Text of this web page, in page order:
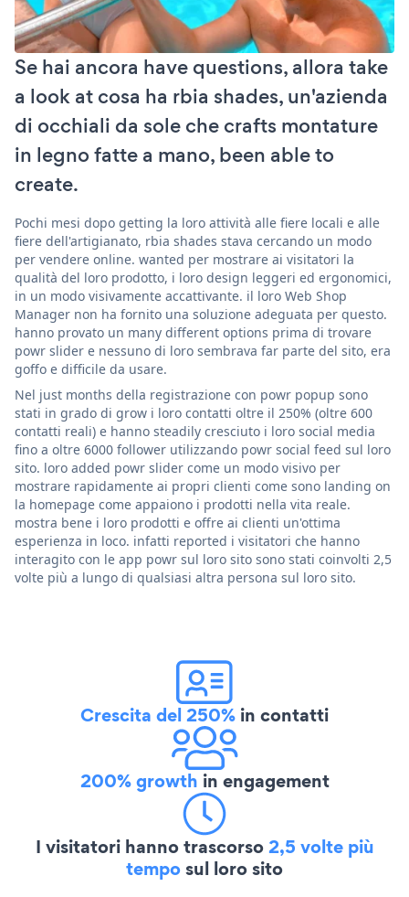
Se hai ancora have questions, allora take
a look at cosa ha rbia shades, un'azienda
di occhiali da sole che crafts montature
in legno fatte a mano, been able to
create.
Pochi mesi dopo getting la loro attività alle fiere locali e alle
fiere dell'artigianato, rbia shades stava cercando un modo
per vendere online. wanted per mostrare ai visitatori la
qualità del loro prodotto, i loro design leggeri ed ergonomici,
in un modo visivamente accattivante. il loro Web Shop
Manager non ha fornito una soluzione adeguata per questo.
hanno provato un many different options prima di trovare
powr slider e nessuno di loro sembrava far parte del sito, era
goffo e difficile da usare.
Nel just months della registrazione con powr popup sono
stati in grado di grow i loro contatti oltre il 250% (oltre 600
contatti reali) e hanno steadily cresciuto i loro social media
fino a oltre 6000 follower utilizzando powr social feed sul loro
sito. loro added powr slider come un modo visivo per
mostrare rapidamente ai propri clienti come sono landing on
la homepage come appaiono i prodotti nella vita reale.
mostra bene i loro prodotti e offre ai clienti un'ottima
esperienza in loco. infatti reported i visitatori che hanno
interagito con le app powr sul loro sito sono stati coinvolti 2,5
volte più a lungo di qualsiasi altra persona sul loro sito.
Crescita del 250% in contatti
200% growth in engagement
I visitatori hanno trascorso2,5 volte più
temposul loro sito